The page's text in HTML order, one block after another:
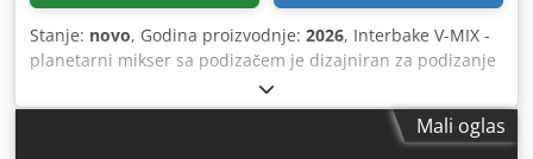
Stanje: novo, Godina proizvodnje: 2026, Interbake V-MIX -
planetarni mikser sa podizačem je dizajniran za podizanje
posuda miksera na željenu visinu i istakanje njihovog
sadržaja u levak. Dostupan u dve verzije: Stacionarna:
namenjena za proizvodne linije i mobilna: pogodna zaMali oglas